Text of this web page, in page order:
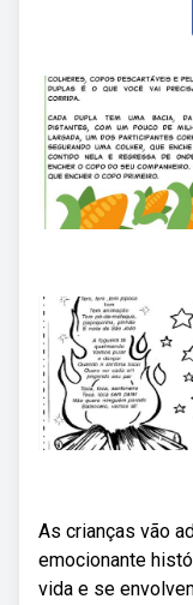
As crianças vão
emocionante
vida e se